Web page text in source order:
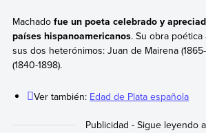
Machado fue un poeta celebrado y
países hispanoamericanos. Su obra
sus dos heterónimos: Juan de Mairena
(1840-1898).
Ver también: Edad de Plata española